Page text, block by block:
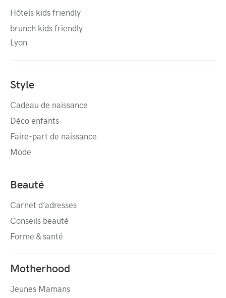
Hôtels kids friendly
brunch kids friendly
Lyon
Style
Cadeau de naissance
Déco enfants
Faire-part de naissance
Mode
Beauté
Carnet d’adresses
Conseils beauté
Forme & santé
Motherhood
Jeunes Mamans